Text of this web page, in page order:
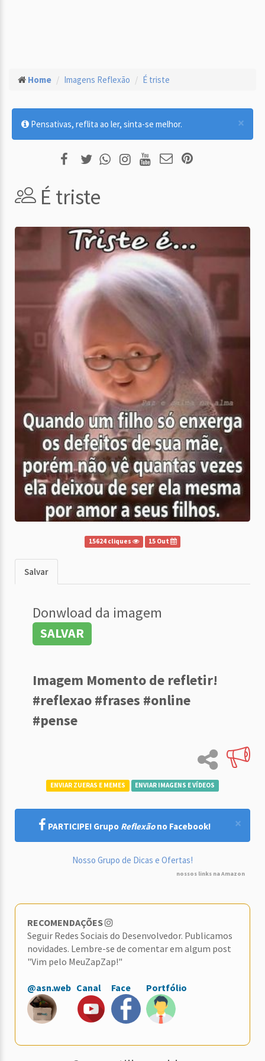
Home Imagens Reflexão É triste
×
Pensativas, reflita ao ler, sinta-se melhor.
É triste
15624 cliques 15 Out
Salvar
Donwload da imagem
SALVAR
Imagem Momento de refletir!
#reflexao #frases #online
#pense
ENVIAR ZUERAS E MEMES ENVIAR IMAGENS E VÍDEOS
×
PARTICIPE! Grupo Reflexãono Facebook!
Nosso Grupo de Dicas e Ofertas!
nossos links na Amazon
RECOMENDAÇÕES
Seguir Redes Sociais do Desenvolvedor. Publicamos
novidades. Lembre-se de comentar em algum post
"Vim pelo MeuZapZap!"
@asn.web Canal Face Portfólio